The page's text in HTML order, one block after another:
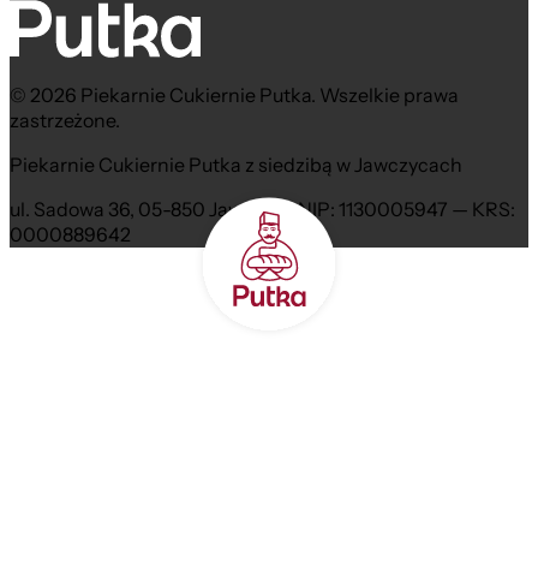
© 2026 Piekarnie Cukiernie Putka. Wszelkie prawa
zastrzeżone.
Piekarnie Cukiernie Putka z siedzibą w Jawczycach
ul. Sadowa 36, 05-850 Jawczyce NIP: 1130005947 — KRS:
0000889642